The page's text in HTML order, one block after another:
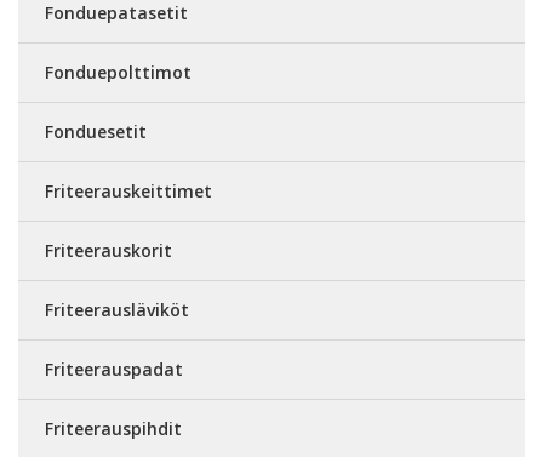
Fonduepatasetit
Fonduepolttimot
Fonduesetit
Friteerauskeittimet
Friteerauskorit
Friteerausläviköt
Friteerauspadat
Friteerauspihdit